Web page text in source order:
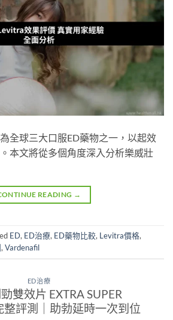
全球三大口服ED藥物之一，以起效
本文將從多個角度深入分析樂威壯
READING →
ED, ED治療, ED藥物比較, Levitra價格,
, Vardenafil
ED治療
雙效片 EXTRA SUPER
整評測｜助勃延時一次到位